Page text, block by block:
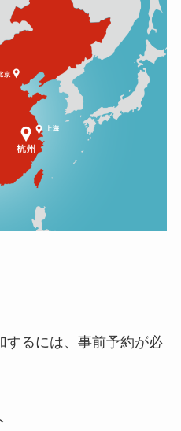
するには、事前予約が必